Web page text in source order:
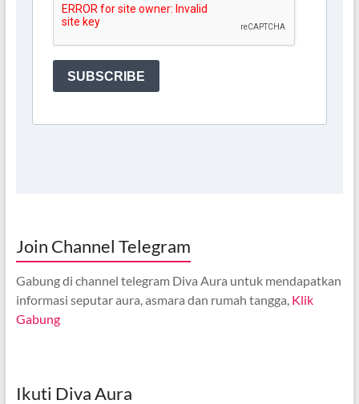
Join Channel Telegram
Gabung di channel telegram Diva Aura untuk mendapatkan
informasi seputar aura, asmara dan rumah tangga, Klik
Gabung
Ikuti Diva Aura